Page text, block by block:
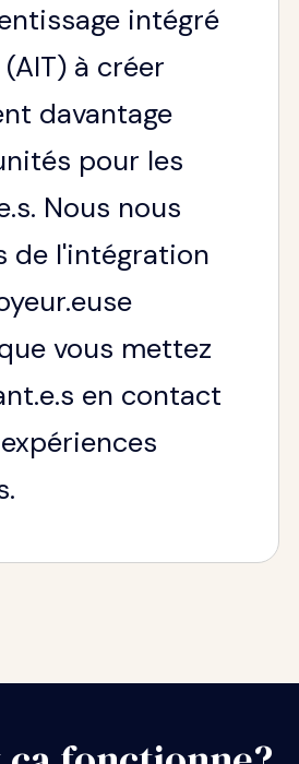
intégré
à créer
davantage
pour les
Nous nous
de l'intégration
vous mettez
en contact